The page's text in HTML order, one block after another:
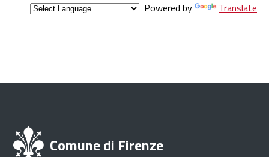
Powered by Translate
Comune di Firenze